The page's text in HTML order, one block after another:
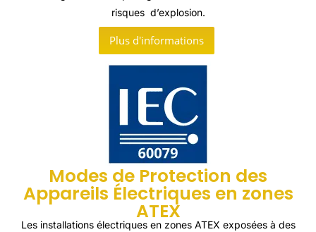
risques d’explosion.
Plus d'informations
Modes de Protection des
Appareils Électriques en zones
ATEX
Les installations électriques en zones ATEX exposées à des